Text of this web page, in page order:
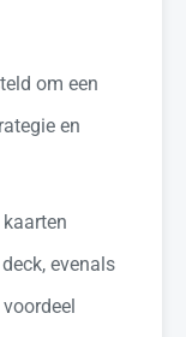
om een
en
evenals